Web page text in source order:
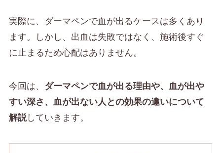
実際に、ダーマペンで血が出るケースは多くあり
ます。しかし、出血は失敗ではなく、施術後すぐ
に止まるため心配はありません。
今回は、 ダーマペンで血が出る理由や、血が出や
すい深さ、血が出ない人との効果の違いについて
解説していきます。